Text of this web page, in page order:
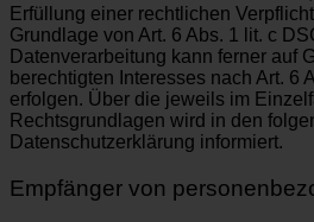
Erfüllung einer rechtlichen
Grundlage von Art. 6 Abs. 1 lit. c
Datenverarbeitung kann ferner auf
berechtigten Interesses nach Art. 6
erfolgen. Über die jeweils im
Rechtsgrundlagen wird in den
Datenschutzerklärung informiert.
Empfänger von